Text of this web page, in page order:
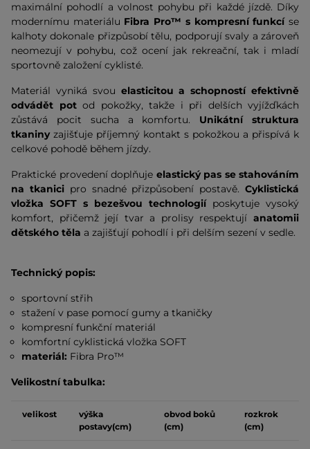
maximální pohodlí a volnost pohybu při každé jízdě. Díky
modernímu materiálu Fibra Pro™ s kompresní funkcíse
kalhoty dokonale přizpůsobí tělu, podporují svaly a zároveň
neomezují v pohybu, což ocení jak rekreační, tak i mladí
sportovně založení cyklisté.
Materiál vyniká svou elasticitou a schopností efektivně
odvádět potod pokožky, takže i při delších vyjížďkách
zůstává pocit sucha a komfortu. Unikátní struktura
tkaninyzajišťuje příjemný kontakt s pokožkou a přispívá k
celkové pohodě během jízdy.
Praktické provedení doplňuje elastický pas se stahováním
na tkanicipro snadné přizpůsobení postavě.Cyklistická
vložka SOFT s bezešvou technologiíposkytuje vysoký
komfort, přičemž její tvar a prolisy respektují anatomii
dětského těla a zajišťují pohodlí i při delším sezení v sedle.
Technický popis:
sportovní střih
stažení v pase pomocí gumy a tkaničky
kompresní funkční materiál
komfortní cyklistická vložka SOFT
materiál: Fibra Pro™
Velikostní tabulka:
velikost
výška
postavy(cm)
obvod boků
(cm)
rozkrok
(cm)